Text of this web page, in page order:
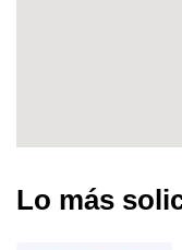
Lo más